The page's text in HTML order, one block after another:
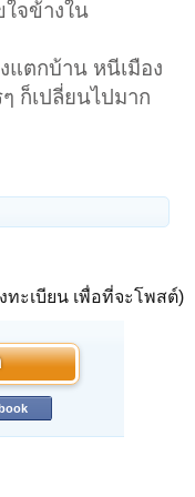
จข้างใน
แตกบ้าน หนีเมือง
ก็เปลี่ยนไปมาก
ะเบียน เพื่อที่จะโพสต์)